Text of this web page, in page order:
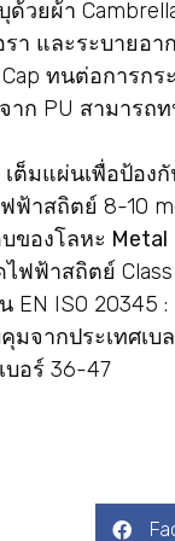
ด้วยผ้า
า และระบายอา
ทนต่อการก
าก PU สามารถ
เต็มแผ่นเพื่อป้อง
ฟ้าสถิตย์ 8-10
ของโลหะ Metal
ไฟฟ้าสถิตย์
EN ISO 20345 :
มจากประเทศเบ
บอร์ 36-47